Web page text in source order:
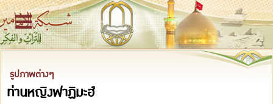
รูปภาพต่างๆ
ท่านหญิงฟาฏิมะฮ์